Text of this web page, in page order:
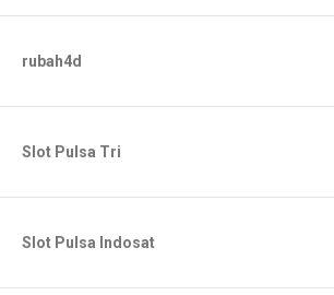
rubah4d
Slot Pulsa Tri
Slot Pulsa Indosat